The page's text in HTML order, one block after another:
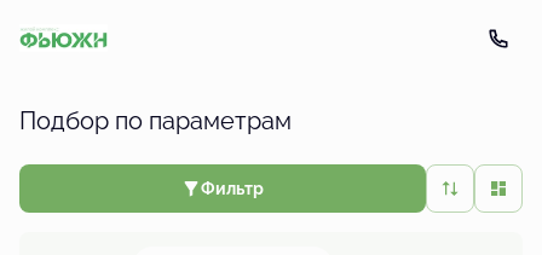
Подбор по параметрам
Фильтр